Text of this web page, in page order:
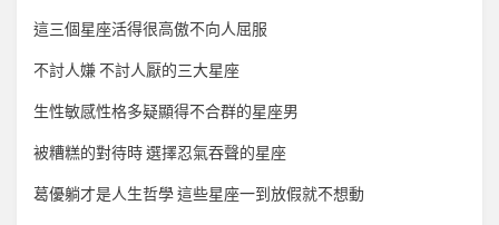
這三個星座活得很高傲不向人屈服
不討人嫌 不討人厭的三大星座
生性敏感性格多疑顯得不合群的星座男
被糟糕的對待時 選擇忍氣吞聲的星座
葛優躺才是人生哲學 這些星座一到放假就不想動